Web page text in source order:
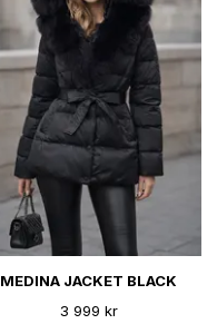
MEDINA JACKET BLACK
3 999 kr